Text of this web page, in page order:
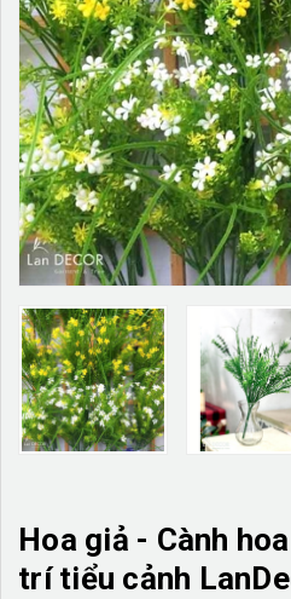
TƯỜNG CÂY GIẢ
TƯ VẤN LIÊN HỆ
Hoa giả - Cành
trí tiểu cảnh